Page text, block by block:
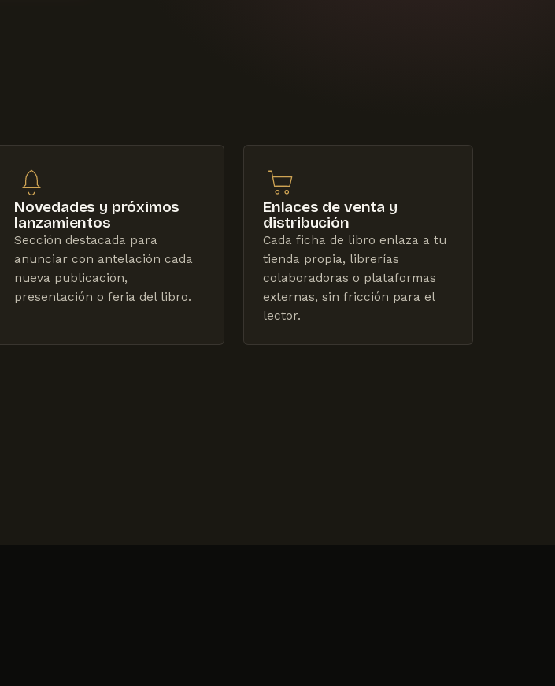
Novedades y próximos
lanzamientos
Sección destacada para
anunciar con antelación cada
nueva publicación,
presentación o feria del libro.
Enlaces de venta y
distribución
Cada ficha de libro enlaza a tu
tienda propia, librerías
colaboradoras o plataformas
externas, sin fricción para el
lector.